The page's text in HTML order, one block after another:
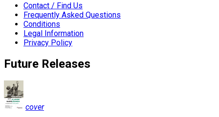
Contact / Find Us
Frequently Asked Questions
Conditions
Legal Information
Privacy Policy
Future Releases
cover